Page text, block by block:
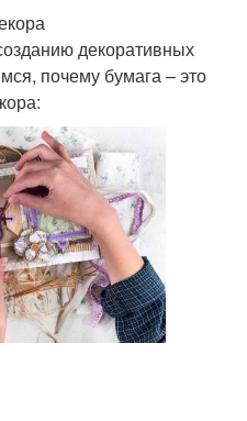
декоративных
почему бумага – это